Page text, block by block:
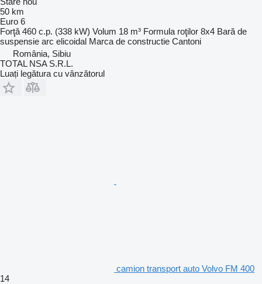
50 km
Euro 6
Forţă 460 c.p. (338 kW) Volum 18 m³ Formula roţilor 8x4 Bară de
suspensie arc elicoidal Marca de constructie Cantoni
România, Sibiu
TOTAL NSA S.R.L.
Luați legătura cu vânzătorul
camion transport auto Volvo FM 400
14